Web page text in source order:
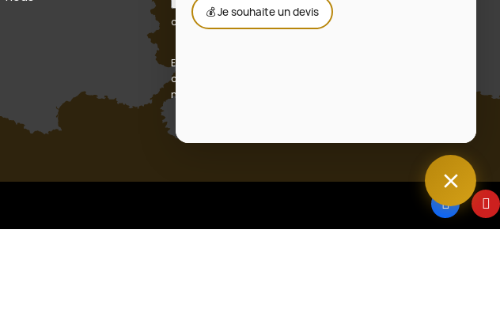
J'accepte les conditions générales et la politique de
confidentialité
En vous abonnant, vous acceptez notre politique de
confidentialité et consentez à recevoir des mises à jour de
notre entreprise.
💰 Je souhaite un devis